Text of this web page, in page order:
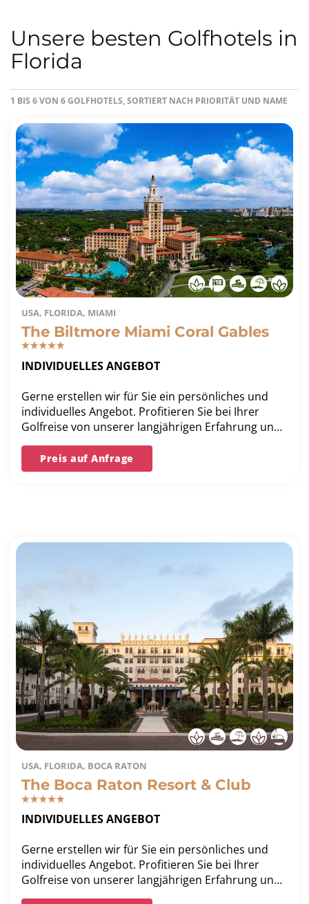
Unsere besten Golfhotels in
Florida
1 BIS 6 VON 6 GOLFHOTELS, SORTIERT NACH PRIORITÄT UND NAME
USA, FLORIDA, MIAMI
The Biltmore Miami Coral Gables
INDIVIDUELLES ANGEBOT
Gerne erstellen wir für Sie ein persönliches und
individuelles Angebot. Profitieren Sie bei Ihrer
Golfreise von unserer langjährigen Erfahrung und
unserer Bestpreis-Garantie.
Preis auf Anfrage
USA, FLORIDA, BOCA RATON
The Boca Raton Resort & Club
INDIVIDUELLES ANGEBOT
Gerne erstellen wir für Sie ein persönliches und
individuelles Angebot. Profitieren Sie bei Ihrer
Golfreise von unserer langjährigen Erfahrung und
unserer Bestpreis-Garantie.